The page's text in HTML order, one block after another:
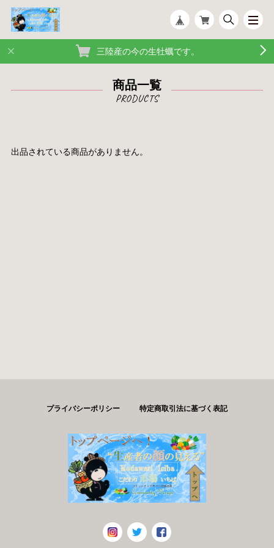
三陸産の今の生牡蠣です。
商品一覧
出品されている商品がありません。
プライバシーポリシー 特定商取引法に基づく表記